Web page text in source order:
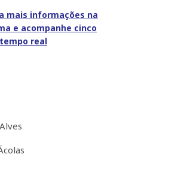
mais informações na
e acompanhe cinco
real